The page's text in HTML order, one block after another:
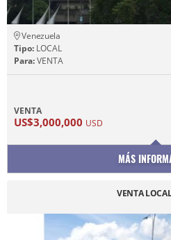
Venezuela
Tipo: LOCAL
Para:VENTA
VENTA
US$3,000,000 USD
MÁS
VENTA